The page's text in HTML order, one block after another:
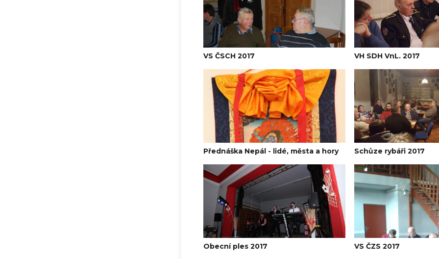
VS ČSCH 2017 VH SDH VnL. 2017
Přednáška Nepál - lidé, města a hory Schůze rybáři 2017
Obecní ples 2017 VS ČZS 2017